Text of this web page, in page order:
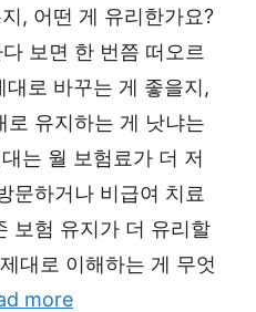
, 어떤 게 유리한가요?
보면 한 번쯤 떠오르
로 바꾸는 게 좋을지,
로 유지하는 게 낫냐는
는 월 보험료가 더 저
문하거나 비급여 치료
보험 유지가 더 유리할
대로 이해하는 게 무엇
more